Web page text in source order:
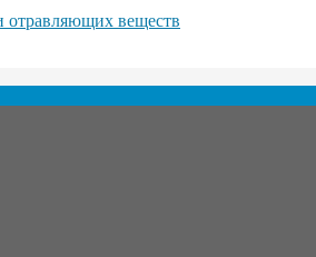
отравляющих веществ